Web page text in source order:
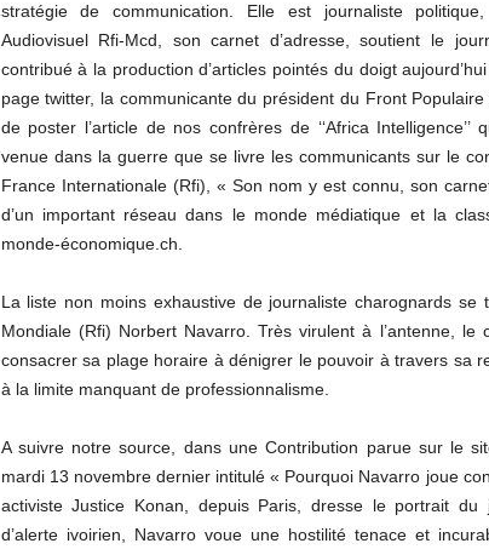
stratégie de communication. Elle est journaliste
Audiovisuel Rfi-Mcd, son carnet d’adresse, soutient le
contribué à la production d’articles pointés du doigt
page twitter, la communicante du président du Front
de poster l’article de nos confrères de ‘‘Africa
venue dans la guerre que se livre les communicants sur le
France Internationale (Rfi), « Son nom y est connu, son
d’un important réseau dans le monde médiatique et la
monde-économique.ch.
La liste non moins exhaustive de journaliste charognards
Mondiale (Rfi) Norbert Navarro. Très virulent à l’antenne,
consacrer sa plage horaire à dénigrer le pouvoir à travers sa
à la limite manquant de professionnalisme.
A suivre notre source, dans une Contribution parue sur le
mardi 13 novembre dernier intitulé « Pourquoi Navarro joue
activiste Justice Konan, depuis Paris, dresse le portrait du
d’alerte ivoirien, Navarro voue une hostilité tenace et